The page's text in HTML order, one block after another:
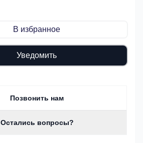
В избранное
Уведомить
Позвонить нам
Остались вопросы?